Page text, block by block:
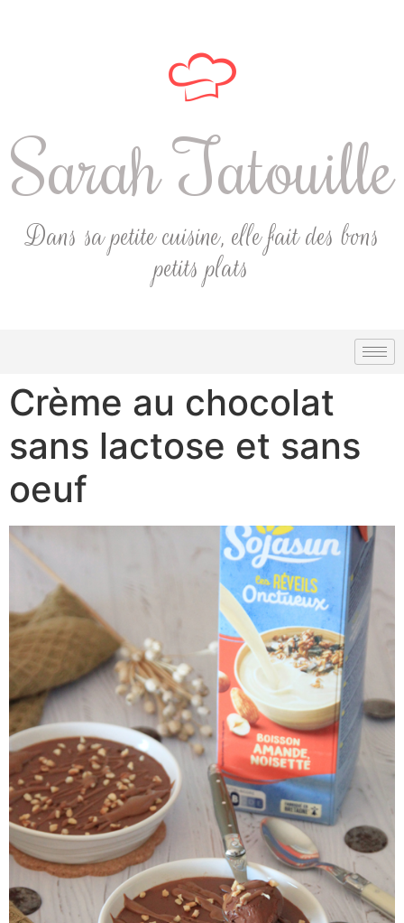
Sarah Tatouille
Dans sa petite cuisine, elle fait des bons
petits plats
Crème au chocolat
sans lactose et sans
oeuf